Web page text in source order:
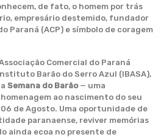
de fato, o homem por trás
empresário destemido, fundador
Paraná (ACP) e símbolo de coragem
Comercial do Paraná
Barão do Serro Azul (IBASA),
Semana do Barão— uma
ao nascimento do seu
de Agosto. Uma oportunidade de
paranaense, reviver memórias
ainda ecoa no presente de